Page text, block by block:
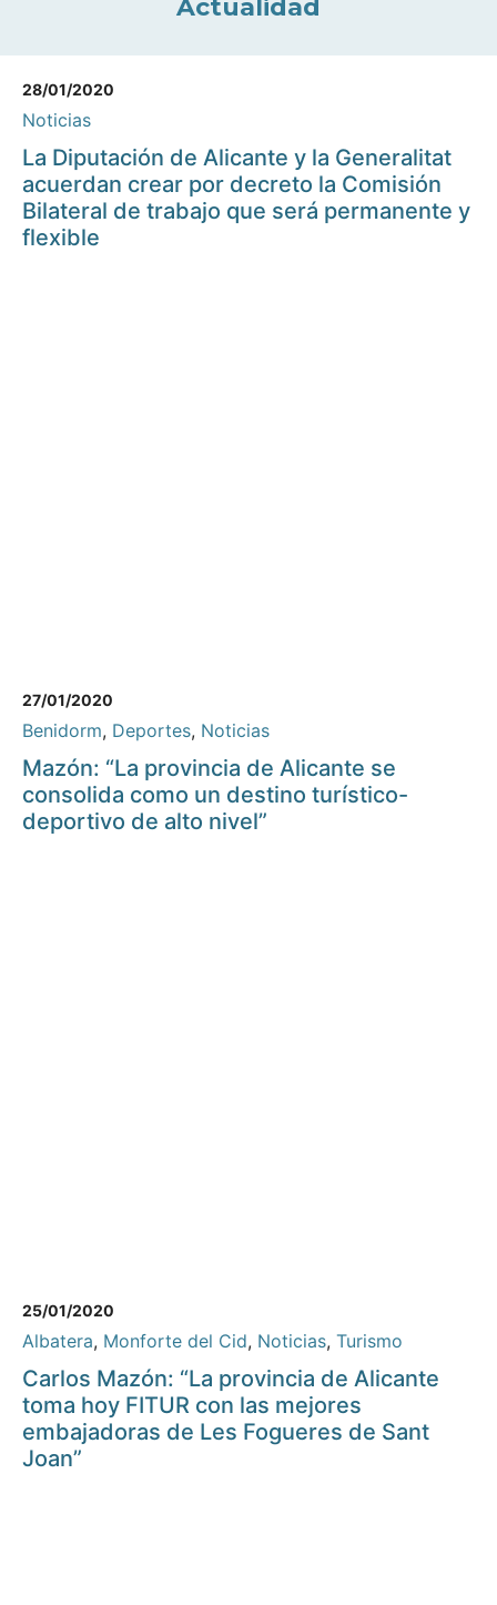
Actualidad
28/01/2020
Noticias
La Diputación de Alicante y la Generalitat
acuerdan crear por decreto la Comisión
Bilateral de trabajo que será permanente y
flexible
27/01/2020
Benidorm, Deportes, Noticias
Mazón: “La provincia de Alicante se
consolida como un destino turístico-
deportivo de alto nivel”
25/01/2020
Albatera, Monforte del Cid, Noticias, Turismo
Carlos Mazón: “La provincia de Alicante
toma hoy FITUR con las mejores
embajadoras de Les Fogueres de Sant
Joan”